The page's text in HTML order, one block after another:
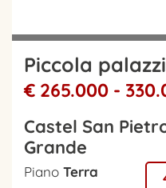
Piccola
€ 265.000 -
Castel San
Grande
Piano Terra